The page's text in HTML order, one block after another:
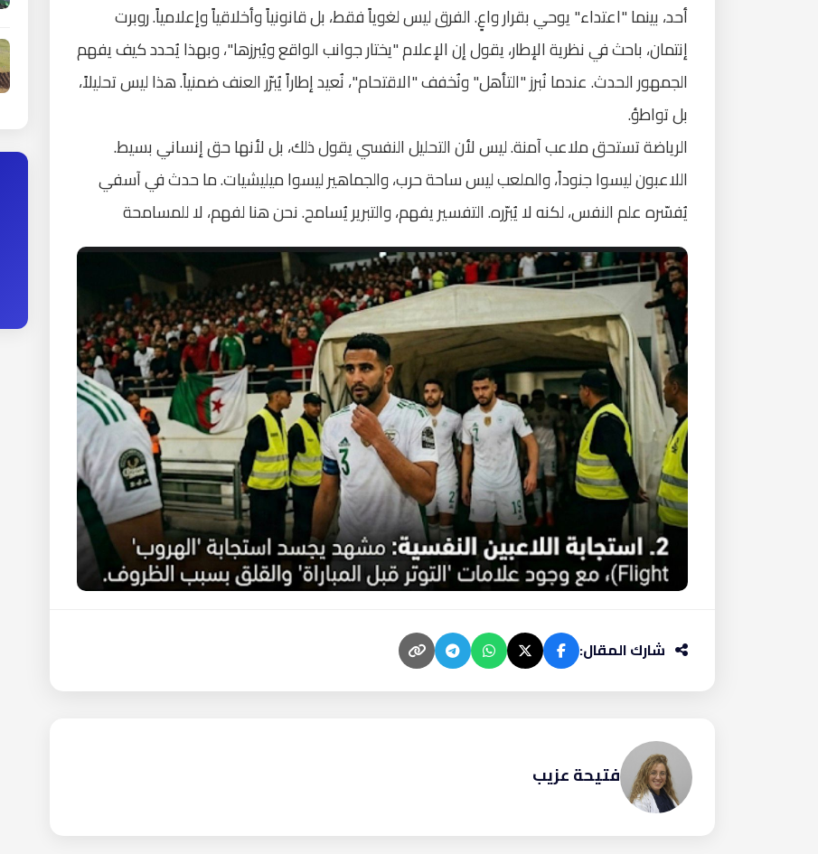
أحد، بينما "اعتداء" يوحي بقرار واعٍ. الفرق ليس لغوياً فقط، بل قانونياً وأخلاقياً وإعلامياً. روبرت
إنتمان، باحث في نظرية الإطار، يقول إن الإعلام "يختار جوانب الواقع ويُبرزها"، وبهذا يُحدد كيف يفهم
الجمهور الحدث. عندما نُبرز "التأهل" ونُخفف "الاقتحام"، نُعيد إطاراً يُبرّر العنف ضمنياً. هذا ليس تحليلاً،
بل تواطؤ.
الرياضة تستحق ملاعب آمنة. ليس لأن التحليل النفسي يقول ذلك، بل لأنها حق إنساني بسيط.
اللاعبون ليسوا جنوداً، والملعب ليس ساحة حرب، والجماهير ليسوا ميليشيات. ما حدث في آسفي
يُفسّره علم النفس، لكنه لا يُبرّره. التفسير يفهم، والتبرير يُسامح. نحن هنا لفهم، لا للمسامحة
شارك المقال:
فتيحة عزيب